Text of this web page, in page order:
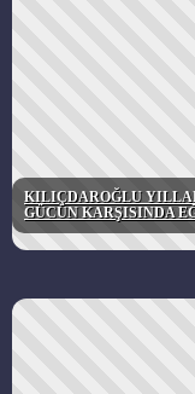
KILIÇDAROĞLU
GÜCÜN KARŞISINDA